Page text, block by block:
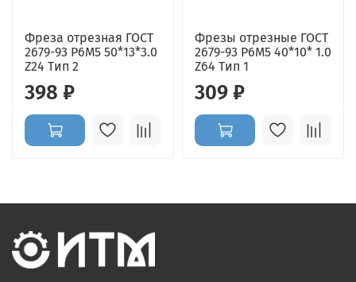
Фреза отрезная ГОСТ
2679-93 Р6М5 50*13*3.0
Z24 Тип 2
398 ₽
Фрезы отрезные ГОСТ
2679-93 Р6М5 40*10* 1.0
Z64 Тип 1
309 ₽